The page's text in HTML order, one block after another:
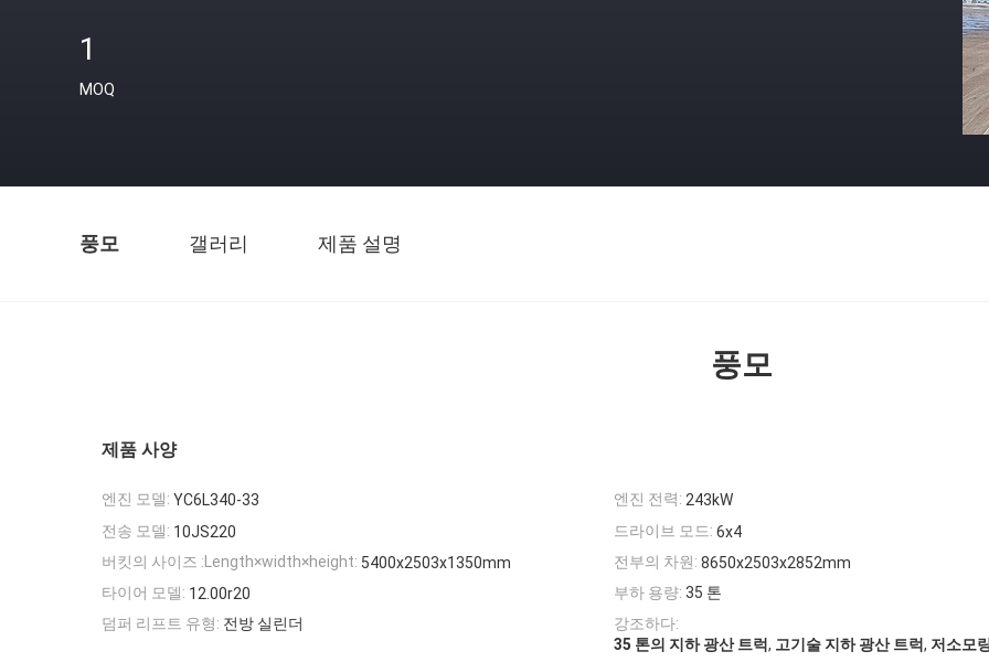
1
MOQ
풍모 갤러리 제품 설명
풍모
제품 사양
엔진 모델: YC6L340-33 엔진 전력: 243kW
전송 모델: 10JS220 드라이브 모드: 6x4
버킷의 사이즈 :Length×width×height: 5400x2503x1350mm 전부의 차원: 8650x2503x2852mm
타이어 모델: 12.00r20 부하 용량: 35 톤
덤퍼 리프트 유형: 전방 실린더
강조하다:
35 톤의 지하 광산 트럭, 고기술 지하 광산 트럭, 저소모